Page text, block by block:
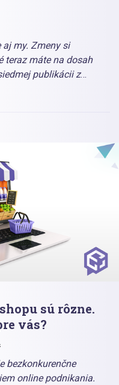
aj my. Zmeny si
teraz máte na dosah
publikácii z
sú rôzne.
vás?
bezkonkurenčne
online podnikania.